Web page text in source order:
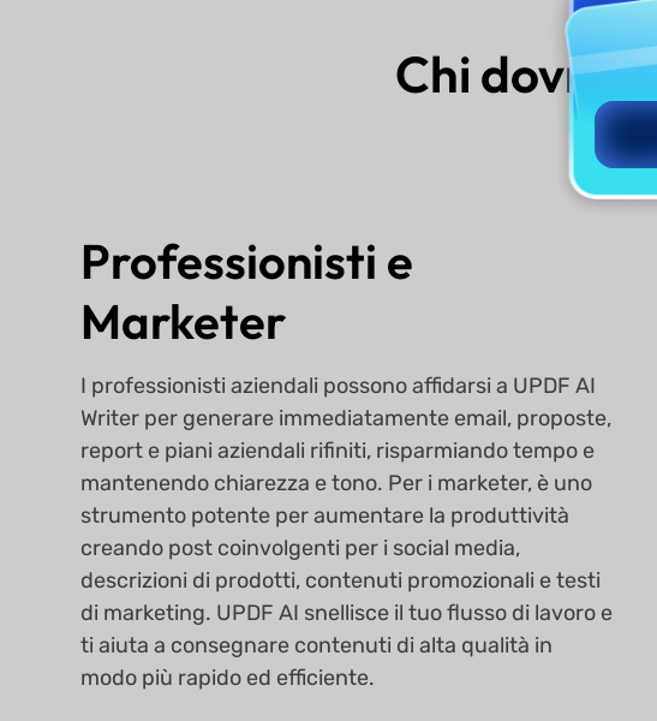
Chi
Professionisti e
Marketer
I professionisti aziendali possono affidarsi a UPDF AI
Writer per generare immediatamente email, proposte,
report e piani aziendali rifiniti, risparmiando tempo e
mantenendo chiarezza e tono. Per i marketer, è uno
strumento potente per aumentare la produttività
creando post coinvolgenti per i social media,
descrizioni di prodotti, contenuti promozionali e testi
di marketing. UPDF AI snellisce il tuo flusso di lavoro e
ti aiuta a consegnare contenuti di alta qualità in
modo più rapido ed efficiente.